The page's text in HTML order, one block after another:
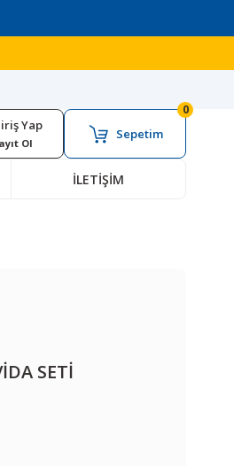
Yap
Ol
Sepetim
0
İLETİŞİM
SETİ